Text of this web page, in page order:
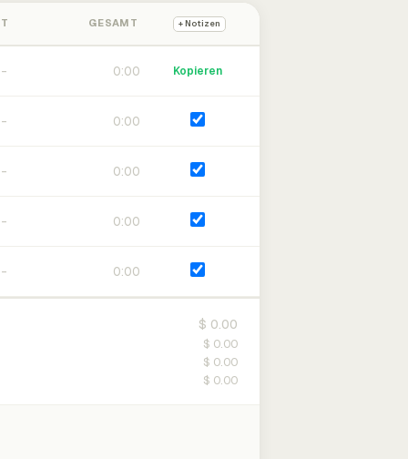
GESAMT + Notizen
0:00 Kopieren
0:00
0:00
0:00
0:00
$ 0.00
$ 0.00
$ 0.00
$ 0.00